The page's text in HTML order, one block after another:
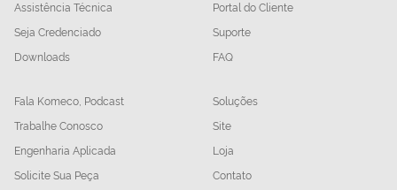
Assistência Técnica
Seja Credenciado
Downloads
Portal do Cliente
Suporte
FAQ
Fala Komeco, Podcast
Trabalhe Conosco
Engenharia Aplicada
Solicite Sua Peça
Soluções
Site
Loja
Contato